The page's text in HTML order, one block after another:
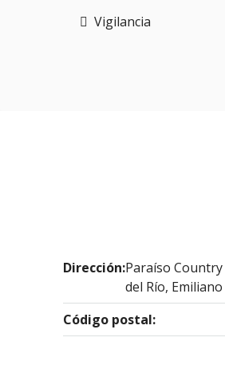
Vigilancia
Dirección:Paraíso
del Río,
Código postal: